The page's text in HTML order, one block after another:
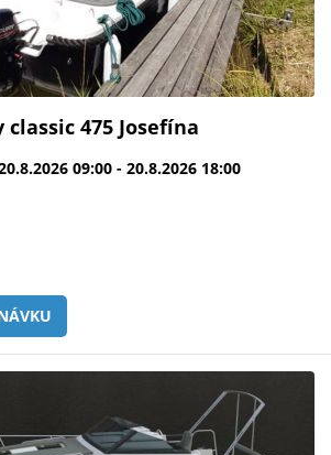
classic 475 Josefína
09:00 - 20.8.2026 18:00